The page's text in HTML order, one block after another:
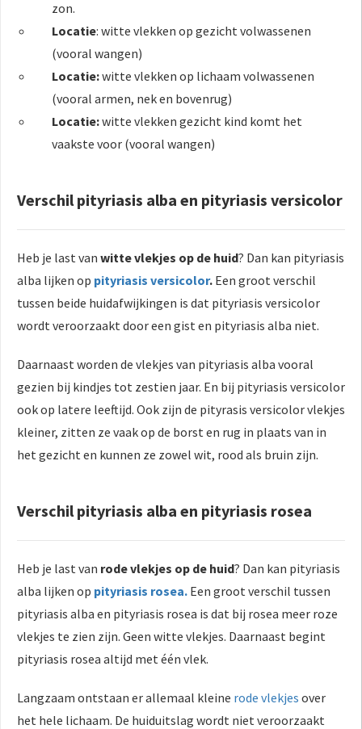
zon.
Locatie: witte vlekken op gezicht volwassenen
(vooral wangen)
Locatie:witte vlekken op lichaam volwassenen
(vooral armen, nek en bovenrug)
Locatie:witte vlekken gezicht kind komt het
vaakste voor (vooral wangen)
Verschil pityriasis alba en pityriasis versicolor
Heb je last van witte vlekjes op de huid? Dan kan pityriasis
alba lijken op pityriasis versicolor. Een groot verschil
tussen beide huidafwijkingen is dat pityriasis versicolor
wordt veroorzaakt door een gist en pityriasis alba niet.
Daarnaast worden de vlekjes van pityriasis alba vooral
gezien bij kindjes tot zestien jaar. En bij pityriasis versicolor
ook op latere leeftijd. Ook zijn de pityrasis versicolor vlekjes
kleiner, zitten ze vaak op de borst en rug in plaats van in
het gezicht en kunnen ze zowel wit, rood als bruin zijn.
Verschil pityriasis alba en pityriasis rosea
Heb je last van rode vlekjes op de huid? Dan kan pityriasis
alba lijken op pityriasis rosea. Een groot verschil tussen
pityriasis alba en pityriasis rosea is dat bij rosea meer roze
vlekjes te zien zijn. Geen witte vlekjes. Daarnaast begint
pityriasis rosea altijd met één vlek.
Langzaam ontstaan er allemaal kleine rode vlekjes over
het hele lichaam. De huiduitslag wordt niet veroorzaakt